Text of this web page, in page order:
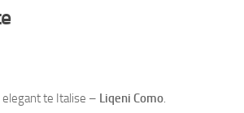
te Italise – Liqeni Como.